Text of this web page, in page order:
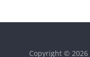
Copyright © 2026